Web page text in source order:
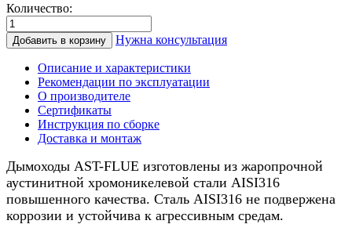
Количество:
Количество
товара
Дымоход
газового
котла
нерж.,
130/180мм,
Добавить в корзину Нужна консультация
Описание и характеристики
Рекомендации по эксплуатации
О производителе
Сертификаты
Инструкция по сборке
Доставка и монтаж
Дымоходы AST-FLUE изготовлены из жаропрочной
аустинитной хромоникелевой стали AISI316
повышенного качества. Сталь AISI316 не подвержена
коррозии и устойчива к агрессивным средам.